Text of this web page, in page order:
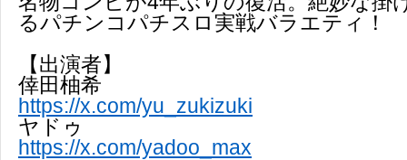
るパチンコパチスロ実戦バラエティ！
【出演者】
倖田柚希
https://x.com/yu_zukizuki
ヤドゥ
https://x.com/yadoo_max